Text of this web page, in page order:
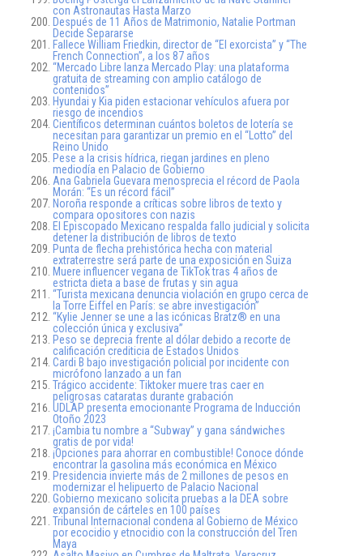
con Astronautas Hasta Marzo
Después de 11 Años de Matrimonio, Natalie Portman
Decide Separarse
Fallece William Friedkin, director de “El exorcista” y “The
French Connection”, a los 87 años
“Mercado Libre lanza Mercado Play: una plataforma
gratuita de streaming con amplio catálogo de
contenidos”
Hyundai y Kia piden estacionar vehículos afuera por
riesgo de incendios
Científicos determinan cuántos boletos de lotería se
necesitan para garantizar un premio en el “Lotto” del
Reino Unido
Pese a la crisis hídrica, riegan jardines en pleno
mediodía en Palacio de Gobierno
Ana Gabriela Guevara menosprecia el récord de Paola
Morán: “Es un récord fácil”
Noroña responde a críticas sobre libros de texto y
compara opositores con nazis
El Episcopado Mexicano respalda fallo judicial y solicita
detener la distribución de libros de texto
Punta de flecha prehistórica hecha con material
extraterrestre será parte de una exposición en Suiza
Muere influencer vegana de TikTok tras 4 años de
estricta dieta a base de frutas y sin agua
“Turista mexicana denuncia violación en grupo cerca de
la Torre Eiffel en París: se abre investigación”
“Kylie Jenner se une a las icónicas Bratz® en una
colección única y exclusiva”
Peso se deprecia frente al dólar debido a recorte de
calificación crediticia de Estados Unidos
Cardi B bajo investigación policial por incidente con
micrófono lanzado a un fan
Trágico accidente: Tiktoker muere tras caer en
peligrosas cataratas durante grabación
UDLAP presenta emocionante Programa de Inducción
Otoño 2023
¡Cambia tu nombre a “Subway” y gana sándwiches
gratis de por vida!
¡Opciones para ahorrar en combustible! Conoce dónde
encontrar la gasolina más económica en México
Presidencia invierte más de 2 millones de pesos en
modernizar el helipuerto de Palacio Nacional
Gobierno mexicano solicita pruebas a la DEA sobre
expansión de cárteles en 100 países
Tribunal Internacional condena al Gobierno de México
por ecocidio y etnocidio con la construcción del Tren
Maya